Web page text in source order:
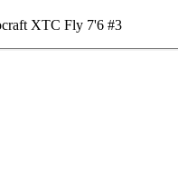
XTC Fly 7'6 #3